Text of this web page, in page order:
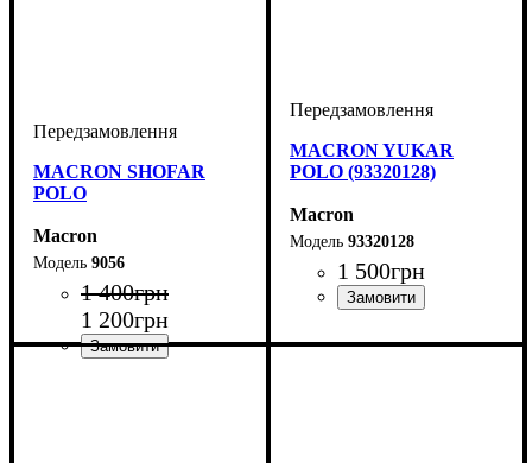
MACRON SHOFAR
POLO
Macron
9056
1 400грн
1 200грн
MACRON YUKAR
POLO (93320128)
Macron
93320128
1 500грн